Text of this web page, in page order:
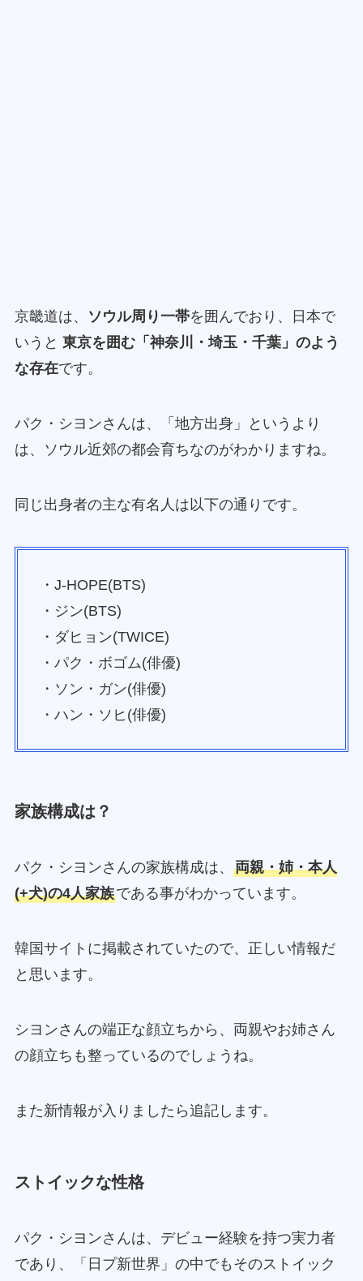
京畿道は、 ソウル周り一帯を囲んでおり、日本で
いうと 東京を囲む「神奈川・埼玉・千葉」のよう
な存在です。
パク・シヨンさんは、「地方出身」というより
は、ソウル近郊の都会育ちなのがわかりますね。
同じ出身者の主な有名人は以下の通りです。
・J-HOPE(BTS)
・ジン(BTS)
・ダヒョン(TWICE)
・パク・ボゴム(俳優)
・ソン・ガン(俳優)
・ハン・ソヒ(俳優)
家族構成は？
パク・シヨンさんの家族構成は、 両親・姉・本人
(+犬)の4人家族である事がわかっています。
韓国サイトに掲載されていたので、正しい情報だ
と思います。
シヨンさんの端正な顔立ちから、両親やお姉さん
の顔立ちも整っているのでしょうね。
また新情報が入りましたら追記します。
ストイックな性格
パク・シヨンさんは、デビュー経験を持つ実力者
であり、「日プ新世界」の中でもそのストイック